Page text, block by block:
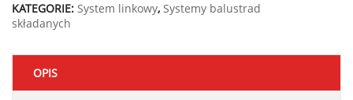
KATEGORIE: System linkowy, Systemy balustrad
składanych
OPIS